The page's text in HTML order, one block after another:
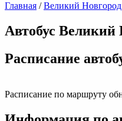
Главная /Великий Новгород
Автобус
Раcписание
Расписание по маршруту